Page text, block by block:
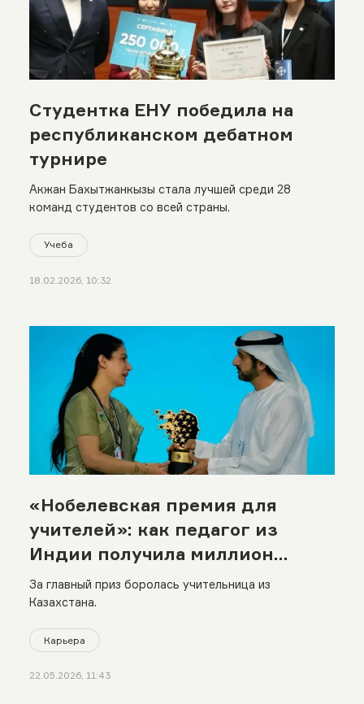
Студентка ЕНУ победила на
республиканском дебатном
турнире
Акжан Бахытжанкызы стала лучшей среди 28
команд студентов со всей страны.
Учеба
18.02.2026, 10:32
«Нобелевская премия для
учителей»: как педагог из
Индии получила миллион
долларов
За главный приз боролась учительница из
Казахстана.
Карьера
22.05.2026, 11:43